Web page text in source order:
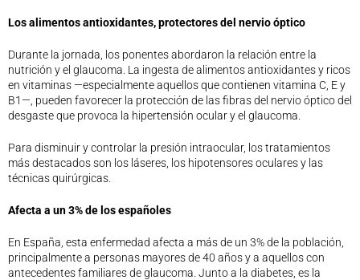
Los alimentos antioxidantes, protectores del nervio óptico
Durante la jornada, los ponentes abordaron la relación entre la
nutrición y el glaucoma. La ingesta de alimentos antioxidantes y ricos
en vitaminas —especialmente aquellos que contienen vitamina C, E y
B1—, pueden favorecer la protección de las fibras del nervio óptico del
desgaste que provoca la hipertensión ocular y el glaucoma.
Para disminuir y controlar la presión intraocular, los tratamientos
más destacados son los láseres, los hipotensores oculares y las
técnicas quirúrgicas.
Afecta a un 3% de los españoles
En España, esta enfermedad afecta a más de un 3% de la población,
principalmente a personas mayores de 40 años y a aquellos con
antecedentes familiares de glaucoma. Junto a la diabetes, es la